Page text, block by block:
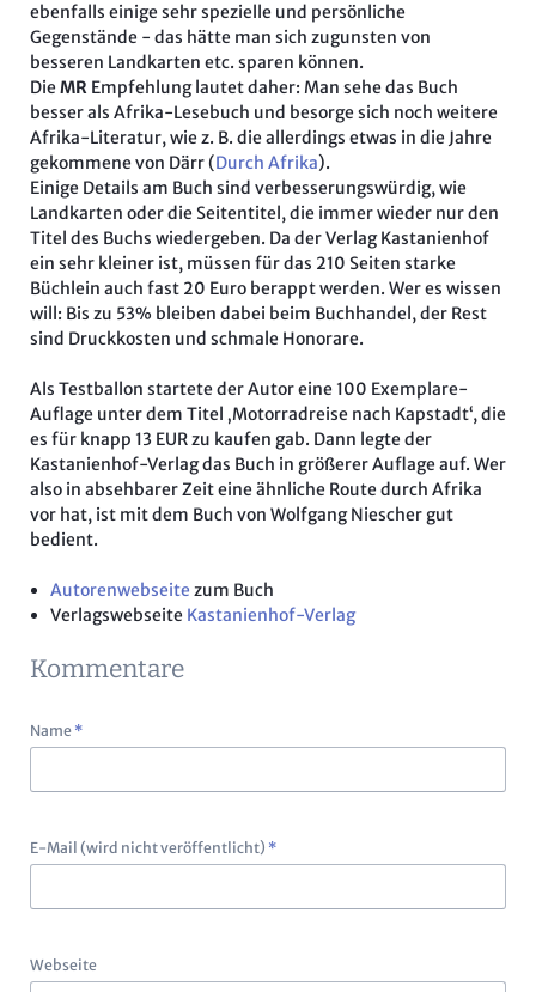
ebenfalls einige sehr spezielle und persönliche
Gegenstände - das hätte man sich zugunsten von
besseren Landkarten etc. sparen können.
DieMREmpfehlung lautet daher: Man sehe das Buch
besser als Afrika-Lesebuch und besorge sich noch weitere
Afrika-Literatur, wie z. B. die allerdings etwas in die Jahre
gekommene von Därr (Durch Afrika).
Einige Details am Buch sind verbesserungswürdig, wie
Landkarten oder die Seitentitel, die immer wieder nur den
Titel des Buchs wiedergeben. Da der Verlag Kastanienhof
ein sehr kleiner ist, müssen für das 210 Seiten starke
Büchlein auch fast 20 Euro berappt werden. Wer es wissen
will: Bis zu 53% bleiben dabei beim Buchhandel, der Rest
sind Druckkosten und schmale Honorare.
Als Testballon startete der Autor eine 100 Exemplare-
Auflage unter dem Titel ‚Motorradreise nach Kapstadt‘, die
es für knapp 13 EUR zu kaufen gab. Dann legte der
Kastanienhof-Verlag das Buch in größerer Auflage auf. Wer
also in absehbarer Zeit eine ähnliche Route durch Afrika
vor hat, ist mit dem Buch von Wolfgang Niescher gut
bedient.
Autorenwebseitezum Buch
Verlagswebseite Kastanienhof-Verlag
Kommentare
Pflichtfeld
Name *
Pflichtfeld
E-Mail (wird nicht veröffentlicht) *
Webseite